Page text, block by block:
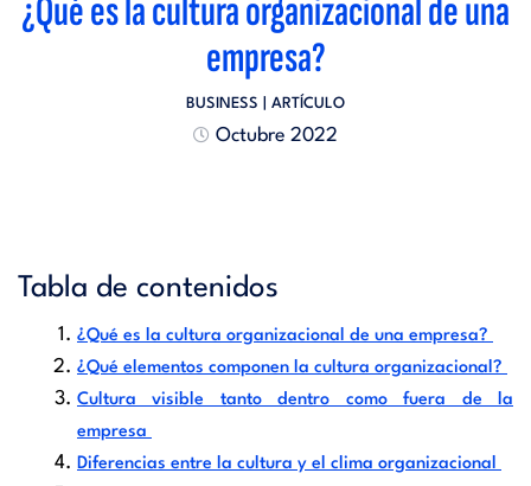
¿Qué es la cultura organizacional de una
empresa?
BUSINESS | ARTÍCULO
Octubre 2022
Tabla de contenidos
¿Qué es la cultura organizacional de una empresa?
¿Qué elementos componen la cultura organizacional?
Cultura visible tanto dentro como fuera de la
empresa
Diferencias entre la cultura y el clima organizacional